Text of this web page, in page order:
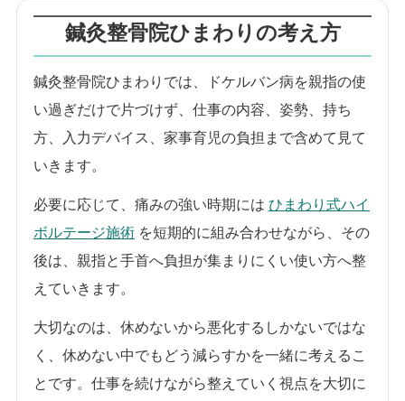
鍼灸整骨院ひまわりの考え方
鍼灸整骨院ひまわりでは、ドケルバン病を親指の使
い過ぎだけで片づけず、仕事の内容、姿勢、持ち
方、入力デバイス、家事育児の負担まで含めて見て
いきます。
必要に応じて、痛みの強い時期には ひまわり式ハイ
ボルテージ施術 を短期的に組み合わせながら、その
後は、親指と手首へ負担が集まりにくい使い方へ整
えていきます。
大切なのは、休めないから悪化するしかないではな
く、休めない中でもどう減らすかを一緒に考えるこ
とです。仕事を続けながら整えていく視点を大切に